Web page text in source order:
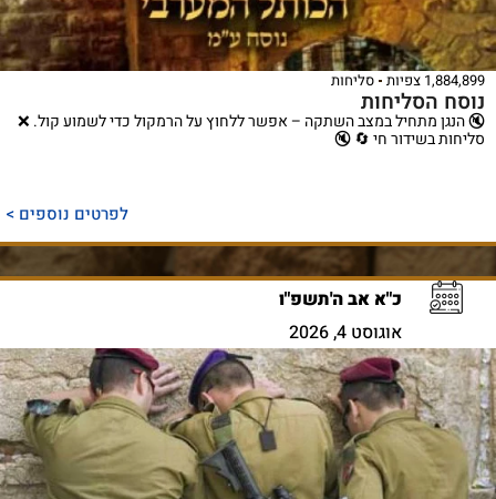
1,884,899 צפיות סליחות
נוסח הסליחות
🔇 הנגן מתחיל במצב השתקה – אפשר ללחוץ על הרמקול כדי לשמוע קול. ❌
סליחות בשידור חי 🔄 🔇
לפרטים נוספים >
כ"א אב ה'תשפ"ו
אוגוסט 4, 2026